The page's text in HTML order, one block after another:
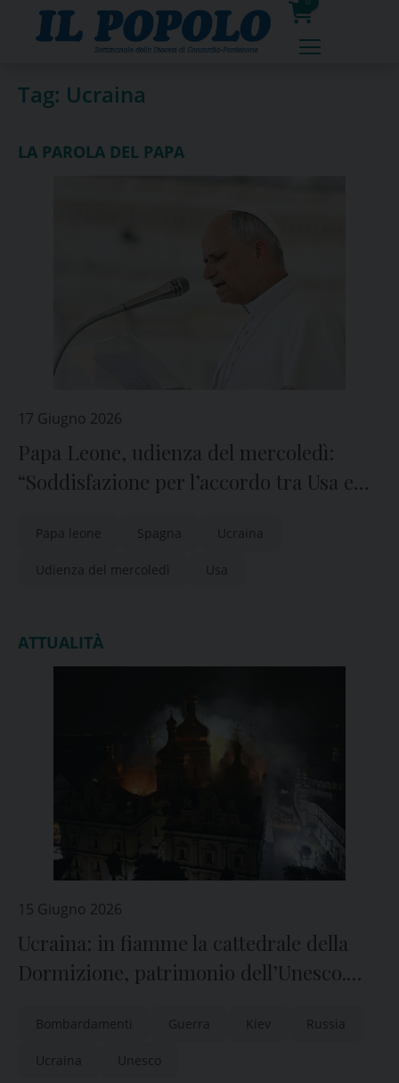
0
prodotti
Tag: Ucraina
LA PAROLA DEL PAPA
17 Giugno 2026
Papa Leone, udienza del mercoledì:
“Soddisfazione per l’accordo tra Usa e
Papa leone Spagna Ucraina
Udienza del mercoledì Usa
ATTUALITÀ
15 Giugno 2026
Ucraina: in fiamme la cattedrale della
Dormizione, patrimonio dell’Unesco.
crimine russo”
Bombardamenti Guerra Kiev Russia
Ucraina Unesco